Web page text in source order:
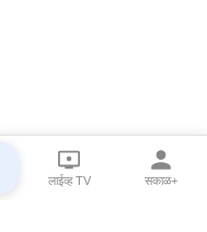
लाईव्ह TV सकाळ+